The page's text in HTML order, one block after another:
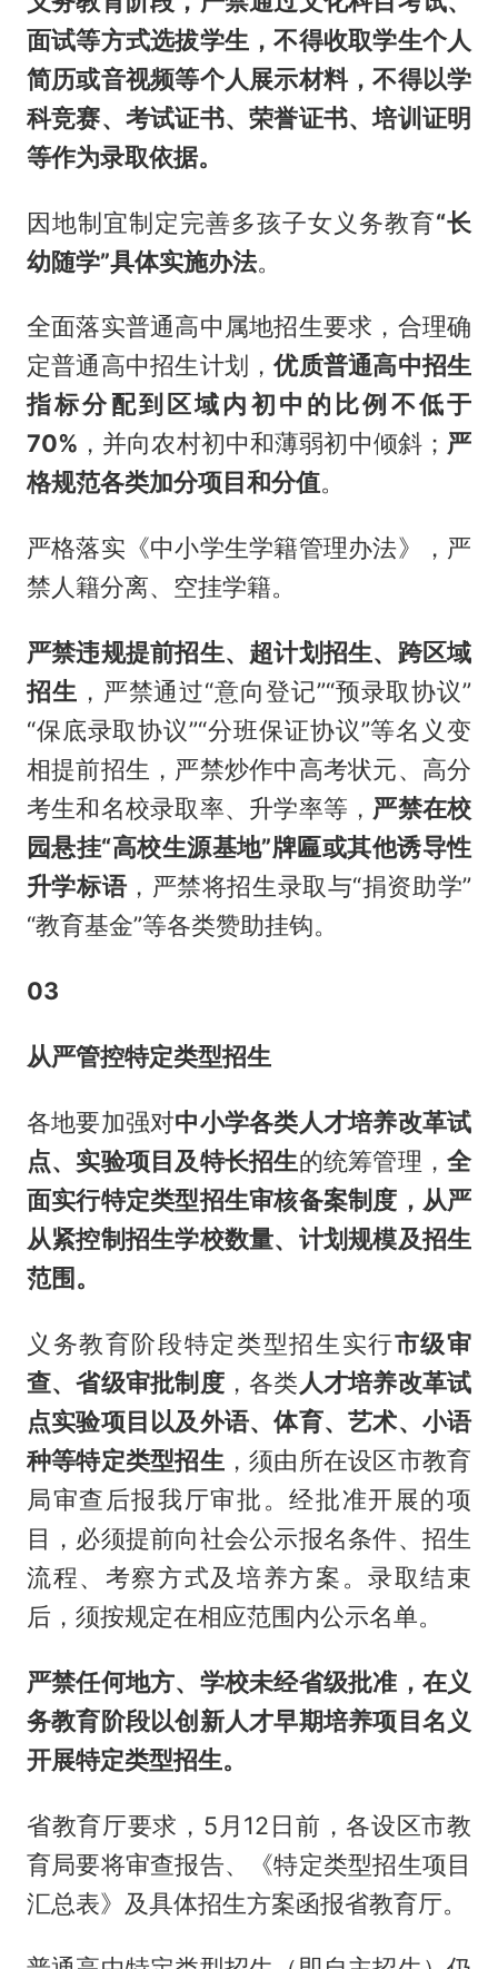
面试等方式选拔学生，不得收取学生个人
简历或音视频等个人展示材料，不得以学
科竞赛、考试证书、荣誉证书、培训证明
等作为录取依据。
因地制宜制定完善多孩子女义务教育“长
幼随学”具体实施办法。
全面落实普通高中属地招生要求，合理确
定普通高中招生计划，优质普通高中招生
指标分配到区域内初中的比例不低于
70% ，并向农村初中和薄弱初中倾斜； 严
格规范各类加分项目和分值。
严格落实《中小学生学籍管理办法》，严
禁人籍分离、空挂学籍。
严禁违规提前招生、超计划招生、跨区域
招生 ，严禁通过“意向登记”“预录取协议”
“保底录取协议”“分班保证协议”等名义变
相提前招生，严禁炒作中高考状元、高分
考生和名校录取率、升学率等， 严禁在校
园悬挂“高校生源基地”牌匾或其他诱导性
升学标语，严禁将招生录取与“捐资助学”
“教育基金”等各类赞助挂钩。
03
从严管控特定类型招生
各地要加强对中小学各类人才培养改革试
点、实验项目及特长招生的统筹管理，全
面实行特定类型招生审核备案制度，从严
从紧控制招生学校数量、计划规模及招生
范围。
义务教育阶段特定类型招生实行市级审
查、省级审批制度，各类 人才培养改革试
点实验项目以及外语、体育、艺术、小语
种等特定类型招生 ，须由所在设区市教育
局审查后报我厅审批。经批准开展的项
目，必须提前向社会公示报名条件、招生
流程、考察方式及培养方案。录取结束
后，须按规定在相应范围内公示名单。
严禁任何地方、学校未经省级批准，在义
务教育阶段以创新人才早期培养项目名义
开展特定类型招生。
省教育厅要求，5月12日前，各设区市教
育局要将审查报告、《特定类型招生项目
汇总表》及具体招生方案函报省教育厅。